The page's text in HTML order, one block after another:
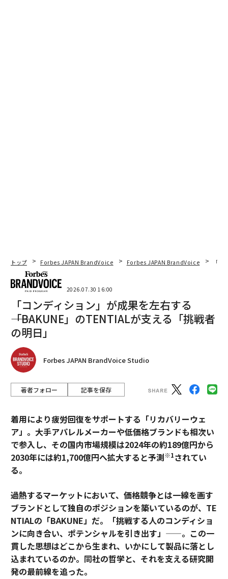
トップ Forbes JAPAN BrandVoice Forbes JAPAN BrandVoice 「
2026.07.30 16:00
「コンディション」が成果を左右する
――「BAKUNE」のTENTIALが支える「挑戦者
の明日」
Forbes JAPAN BrandVoice Studio
著者フォロー 記事を保存
着用により疲労回復をサポートする「リカバリーウェ
ア」。大手アパレルメーカーや低価格ブランドも相次い
で参入し、その国内市場規模は2024年の約189億円から
2030年には約1,700億円へ拡大すると予測※1されてい
る。
過熱するマーケットにおいて、価格競争とは一線を画す
ブランドとして独自のポジションを築いているのが、TE
NTIALの「BAKUNE」だ。「挑戦する人のコンディショ
ンに向き合い、ポテンシャルを引き出す」——。この一
貫した思想はどこから生まれ、いかにして製品に落とし
込まれているのか。同社の哲学と、それを支える研究開
発の最前線を追った。